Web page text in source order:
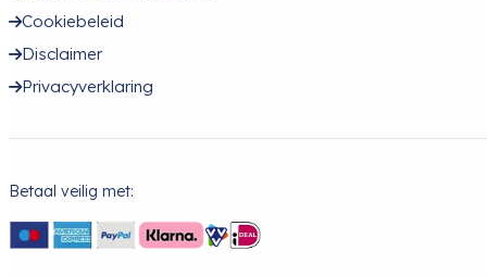
Cookiebeleid
Disclaimer
Privacyverklaring
Betaal veilig met: